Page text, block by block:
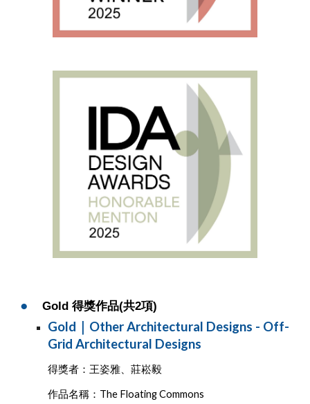
● Gold 得獎作品(共2項)
Gold｜Other Architectural Designs - Off-
Grid Architectural Designs
得獎者：王姿雅、莊崧毅
作品名稱：The Floating Commons